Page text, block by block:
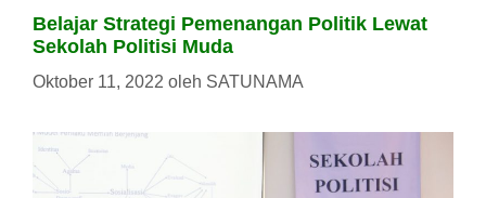
Belajar Strategi Pemenangan Politik Lewat
Sekolah Politisi Muda
Oktober 11, 2022 oleh SATUNAMA